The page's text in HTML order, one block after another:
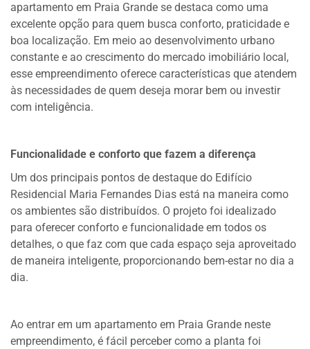
apartamento em Praia Grande se destaca como uma
excelente opção para quem busca conforto, praticidade e
boa localização. Em meio ao desenvolvimento urbano
constante e ao crescimento do mercado imobiliário local,
esse empreendimento oferece características que atendem
às necessidades de quem deseja morar bem ou investir
com inteligência.
Funcionalidade e conforto que fazem a diferença
Um dos principais pontos de destaque do Edifício
Residencial Maria Fernandes Dias está na maneira como
os ambientes são distribuídos. O projeto foi idealizado
para oferecer conforto e funcionalidade em todos os
detalhes, o que faz com que cada espaço seja aproveitado
de maneira inteligente, proporcionando bem-estar no dia a
dia.
Ao entrar em um apartamento em Praia Grande neste
empreendimento, é fácil perceber como a planta foi